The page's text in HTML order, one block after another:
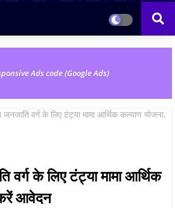
Ads code (Google Ads)
वर्ग के लिए टंट्या मामा आर्थिक कल्‍याण योजना,
के लिए टंट्या मामा आर्थिक
आवेदन